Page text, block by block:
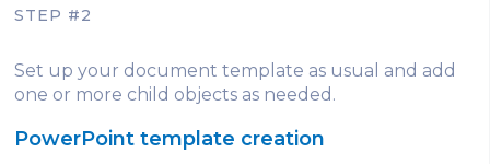
STEP #2
Set up your document template as usual and add
one or more child objects as needed.
PowerPoint template creation